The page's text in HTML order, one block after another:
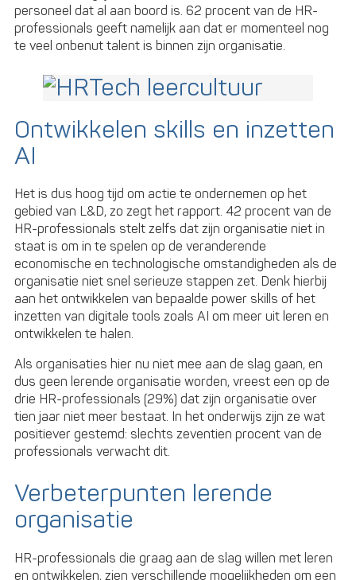
personeel dat al aan boord is. 62 procent van de HR-
professionals geeft namelijk aan dat er momenteel nog
te veel onbenut talent is binnen zijn organisatie.
Ontwikkelen skills en inzetten
AI
Het is dus hoog tijd om actie te ondernemen op het
gebied van L&D, zo zegt het rapport. 42 procent van de
HR-professionals stelt zelfs dat zijn organisatie niet in
staat is om in te spelen op de veranderende
economische en technologische omstandigheden als de
organisatie niet snel serieuze stappen zet. Denk hierbij
aan het ontwikkelen van bepaalde power skills of het
inzetten van digitale tools zoals AI om meer uit leren en
ontwikkelen te halen.
Als organisaties hier nu niet mee aan de slag gaan, en
dus geen lerende organisatie worden, vreest een op de
drie HR-professionals (29%) dat zijn organisatie over
tien jaar niet meer bestaat. In het onderwijs zijn ze wat
positiever gestemd: slechts zeventien procent van de
professionals verwacht dit.
Verbeterpunten lerende
organisatie
HR-professionals die graag aan de slag willen met leren
en ontwikkelen, zien verschillende mogelijkheden om een